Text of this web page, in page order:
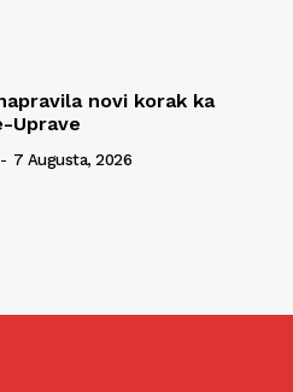
novi korak ka
Uprave
- 7 Augusta, 2026